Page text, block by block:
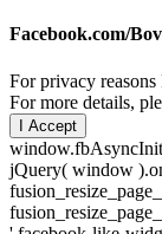
Facebook.com/
For privacy reasons
For more details,
I Accept
jQuery( window